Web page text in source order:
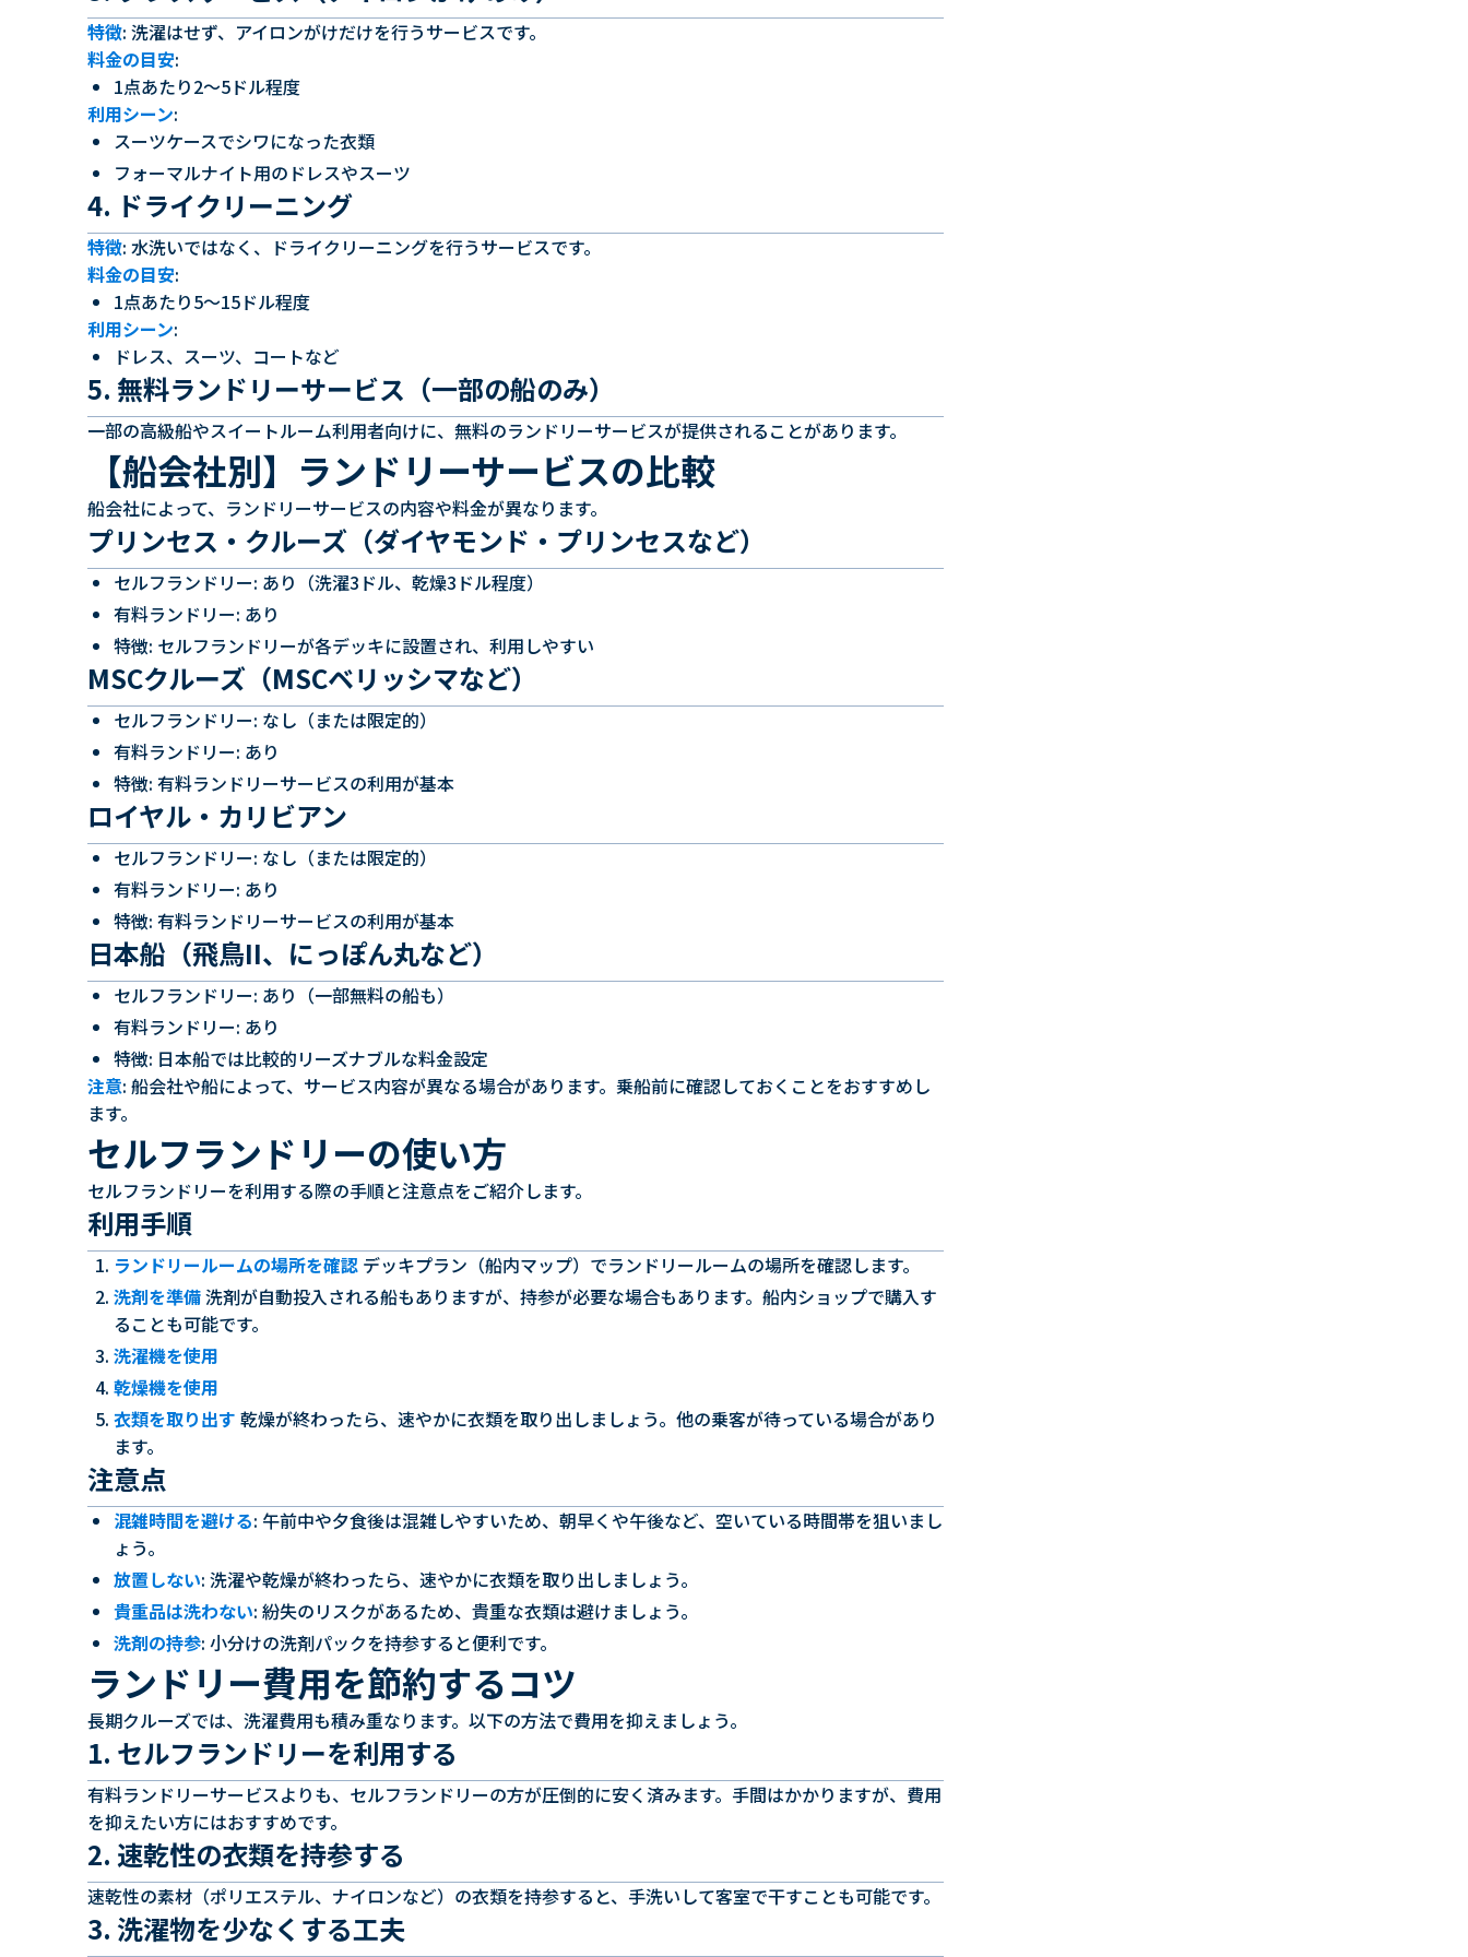
特徴: 洗濯はせず、アイロンがけだけを行うサービスです。
料金の目安:
1点あたり2〜5ドル程度
利用シーン:
スーツケースでシワになった衣類
フォーマルナイト用のドレスやスーツ
4. ドライクリーニング
特徴: 水洗いではなく、ドライクリーニングを行うサービスです。
料金の目安:
1点あたり5〜15ドル程度
利用シーン:
ドレス、スーツ、コートなど
5. 無料ランドリーサービス（一部の船のみ）
一部の高級船やスイートルーム利用者向けに、無料のランドリーサービスが提供されることがあります。
【船会社別】ランドリーサービスの比較
船会社によって、ランドリーサービスの内容や料金が異なります。
プリンセス・クルーズ（ダイヤモンド・プリンセスなど）
セルフランドリー: あり（洗濯3ドル、乾燥3ドル程度）
有料ランドリー: あり
特徴: セルフランドリーが各デッキに設置され、利用しやすい
MSCクルーズ（MSCベリッシマなど）
セルフランドリー: なし（または限定的）
有料ランドリー: あり
特徴: 有料ランドリーサービスの利用が基本
ロイヤル・カリビアン
セルフランドリー: なし（または限定的）
有料ランドリー: あり
特徴: 有料ランドリーサービスの利用が基本
日本船（飛鳥II、にっぽん丸など）
セルフランドリー: あり（一部無料の船も）
有料ランドリー: あり
特徴: 日本船では比較的リーズナブルな料金設定
注意: 船会社や船によって、サービス内容が異なる場合があります。乗船前に確認しておくことをおすすめし
ます。
セルフランドリーの使い方
セルフランドリーを利用する際の手順と注意点をご紹介します。
利用手順
ランドリールームの場所を確認 デッキプラン（船内マップ）でランドリールームの場所を確認します。
洗剤を準備洗剤が自動投入される船もありますが、持参が必要な場合もあります。船内ショップで購入す
ることも可能です。
洗濯機を使用
乾燥機を使用
衣類を取り出す 乾燥が終わったら、速やかに衣類を取り出しましょう。他の乗客が待っている場合があり
ます。
注意点
混雑時間を避ける: 午前中や夕食後は混雑しやすいため、朝早くや午後など、空いている時間帯を狙いまし
ょう。
放置しない: 洗濯や乾燥が終わったら、速やかに衣類を取り出しましょう。
貴重品は洗わない: 紛失のリスクがあるため、貴重な衣類は避けましょう。
洗剤の持参: 小分けの洗剤パックを持参すると便利です。
ランドリー費用を節約するコツ
長期クルーズでは、洗濯費用も積み重なります。以下の方法で費用を抑えましょう。
1. セルフランドリーを利用する
有料ランドリーサービスよりも、セルフランドリーの方が圧倒的に安く済みます。手間はかかりますが、費用
を抑えたい方にはおすすめです。
2. 速乾性の衣類を持参する
速乾性の素材（ポリエステル、ナイロンなど）の衣類を持参すると、手洗いして客室で干すことも可能です。
3. 洗濯物を少なくする工夫